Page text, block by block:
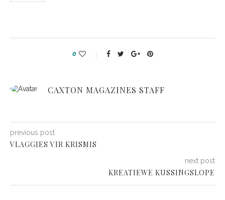
0
CAXTON MAGAZINES STAFF
previous post
VLAGGIES VIR KRISMIS
next post
KREATIEWE KUSSINGSLOPE